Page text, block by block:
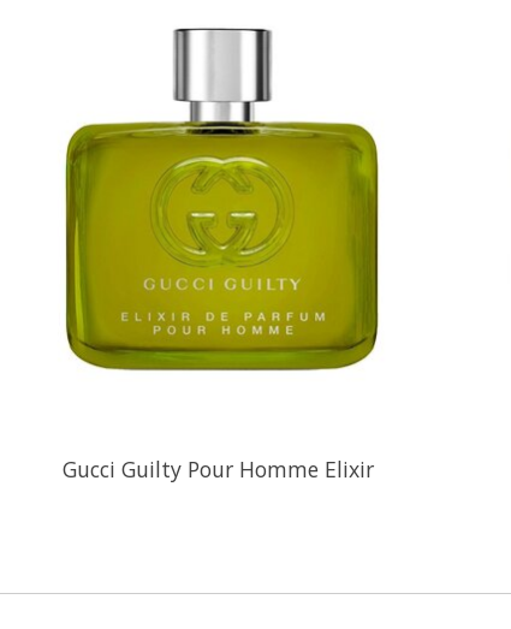
Gucci Guilty Pour Homme Elixir